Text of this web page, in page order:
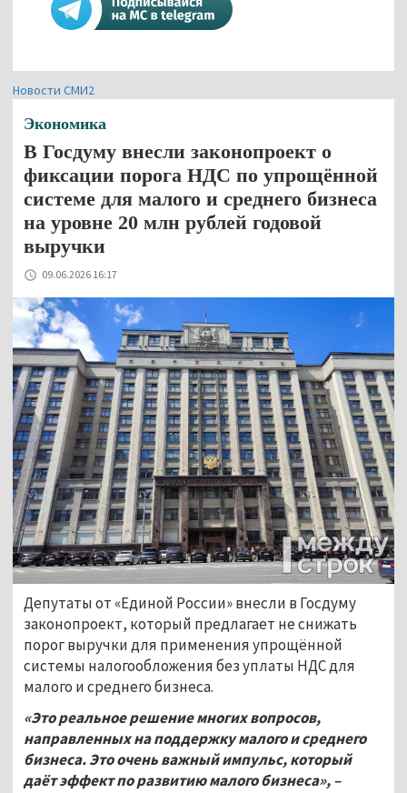
Новости СМИ2
Экономика
В Госдуму внесли законопроект о
фиксации порога НДС по упрощённой
системе для малого и среднего бизнеса
на уровне 20 млн рублей годовой
выручки
09.06.2026 16:17
Депутаты от «Единой России» внесли в Госдуму
законопроект, который предлагает не снижать
порог выручки для применения упрощённой
системы налогообложения без уплаты НДС для
малого и среднего бизнеса.
«Это реальное решение многих вопросов,
направленных на поддержку малого и среднего
бизнеса. Это очень важный импульс, который
даёт эффект по развитию малого бизнеса», –